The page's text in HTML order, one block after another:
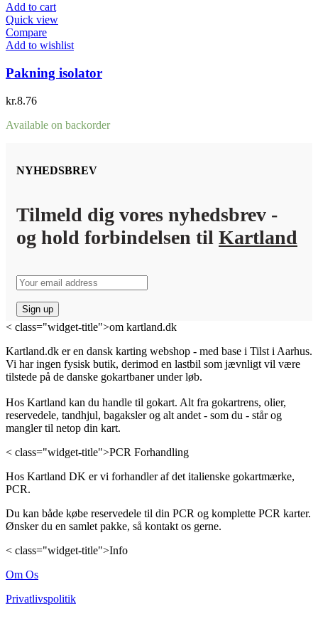
Add to cart
Quick view
Compare
Add to wishlist
Pakning isolator
kr.8.76
Available on backorder
NYHEDSBREV
Tilmeld dig vores nyhedsbrev -
og hold forbindelsen til Kartland
< class="widget-title">om kartland.dk
Kartland.dk er en dansk karting webshop - med base i Tilst i Aarhus.
Vi har ingen fysisk butik, derimod en lastbil som jævnligt vil være
tilstede på de danske gokartbaner under løb.
Hos Kartland kan du handle til gokart. Alt fra gokartrens, olier,
reservedele, tandhjul, bagaksler og alt andet - som du - står og
mangler til netop din kart.
< class="widget-title">PCR Forhandling
Hos Kartland DK er vi forhandler af det italienske gokartmærke,
PCR.
Du kan både købe reservedele til din PCR og komplette PCR karter.
Ønsker du en samlet pakke, så kontakt os gerne.
< class="widget-title">Info
Om Os
Privatlivspolitik